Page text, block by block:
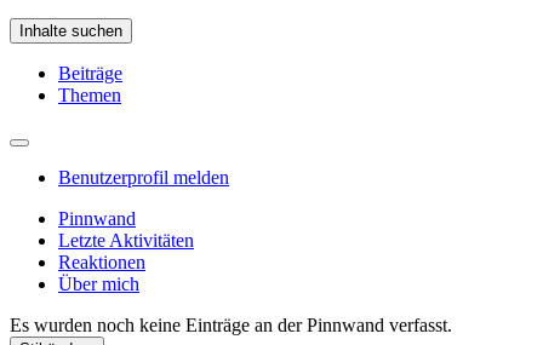
Inhalte suchen
Beiträge
Themen
Benutzerprofil melden
Pinnwand
Letzte Aktivitäten
Reaktionen
Über mich
Es wurden noch keine Einträge an der Pinnwand verfasst.